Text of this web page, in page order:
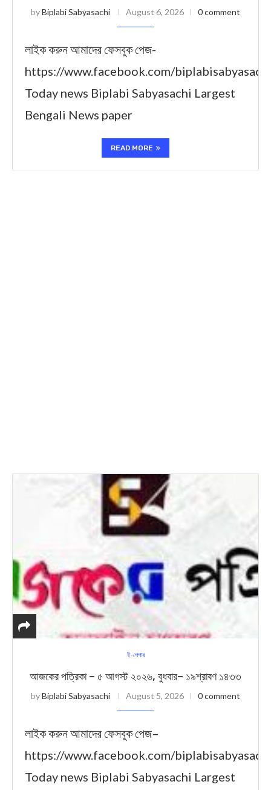
byBiplabi Sabyasachi August 6, 2026 0 comment
লাইক করুন আমাদের ফেসবুক পেজ-
https://www.facebook.com/biplabisabyasachi
Today news Biplabi Sabyasachi Largest
Bengali News paper
READ MORE
ই-পেপার
আজকের পত্রিকা – ৫ আগস্ট ২০২৬, বুধবার– ১৯শ্রাবণ ১৪৩৩
byBiplabi Sabyasachi August 5, 2026 0 comment
লাইক করুন আমাদের ফেসবুক পেজ–
https://www.facebook.com/biplabisabyasachi
Today news Biplabi Sabyasachi Largest